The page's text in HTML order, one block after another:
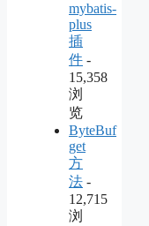
mybatis-
plus
插
件 -
15,358
浏
览
ByteBuf
get
方
法 -
12,715
浏